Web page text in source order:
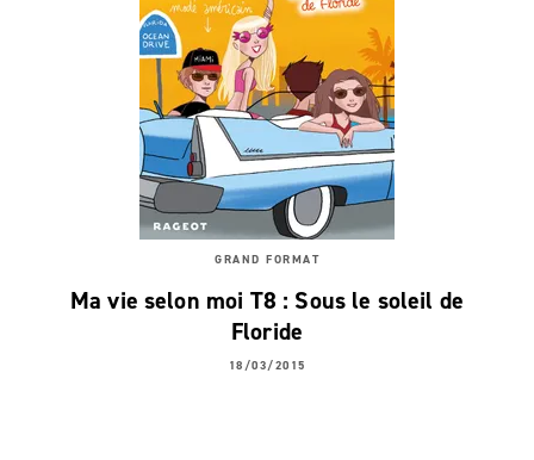
GRAND FORMAT
Ma vie selon moi T8 : Sous le soleil de
Floride
18/03/2015